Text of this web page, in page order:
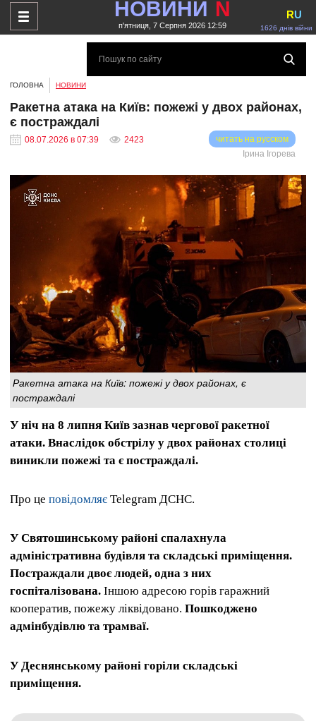
НОВИНИ N
п'ятниця, 7 Серпня 2026 12:59 1626 днів війни
RU
ГОЛОВНА НОВИНИ
Ракетна атака на Київ: пожежі у двох районах,
є постраждалі
08.07.2026 в 07:39 2423
читать на русском
Ірина Ігорева
Ракетна атака на Київ: пожежі у двох районах, є
постраждалі
У ніч на 8 липня Київ зазнав чергової ракетної
атаки. Внаслідок обстрілу у двох районах столиці
виникли пожежі та є постраждалі.
Про це повідомляє Telegram ДСНС.
У Святошинському районі спалахнула
адміністративна будівля та складські приміщення.
Постраждали двоє людей, одна з них
госпіталізована. Іншою адресою горів гаражний
кооператив, пожежу ліквідовано. Пошкоджено
адмінбудівлю та трамваї.
У Деснянському районі горіли складські
приміщення.